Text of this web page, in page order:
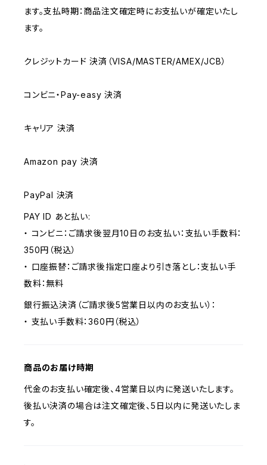
ます。支払時期：商品注文確定時にお支払いが確定いたし
ます。
クレジットカード 決済（VISA/MASTER/AMEX/JCB）
コンビニ・Pay-easy 決済
キャリア 決済
Amazon pay 決済
PayPal 決済
PAY ID あと払い:
・ コンビニ：ご請求後翌月10日のお支払い：支払い手数料：
350円（税込）
・ 口座振替：ご請求後指定口座より引き落とし：支払い手
数料：無料
銀行振込決済（ご請求後5営業日以内のお支払い）：
・ 支払い手数料：360円（税込）
商品のお届け時期
代金のお支払い確定後、4営業日以内に発送いたします。
後払い決済の場合は注文確定後、5日以内に発送いたしま
す。